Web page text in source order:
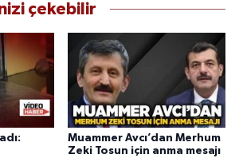
çekebilir
Muammer Avcı’dan Merhum
Zeki Tosun için anma mesajı